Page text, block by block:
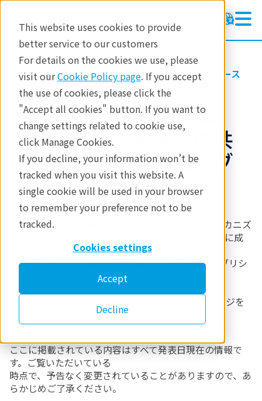
This website uses cookies to provide
better service to our customers
For details on the cookies we use, please
visit ourCookie Policy page. If you accept
the use of cookies, please click the
"Accept all cookies" button. If you want to
change settings related to cookie use,
click Manage Cookies.
If you decline, your information won’t be
tracked when you visit this website. A
single cookie will be used in your browser
to remember your preference not to be
tracked.
Cookies settings
Accept
Decline
リガクについて お知らせ・プレスリリース
【高分子学会第70回年
会】大阪府立大学との共
同研究が広報委員会パブ
リシティ賞を受賞
エポキシ系共連続架橋体のX線CT解析と高強度化メカニズ
ム『モノリスを用いた共連続架橋体CNPの高強度化に成
功：X線CTで内部を非破壊観察』（学会発表番号：
1C21）が高分子学会第70回年会にて広報委員会パブリシ
ティ賞を受賞しました。
詳細は以下、高分子学会第70回年会のホームーページを
URL:https://main.spsj.or.jp/koho/koho_top.php
ここに掲載されている内容はすべて発表日現在の情報で
す。ご覧いただいている
時点で、予告なく変更されていることがありますので、あ
らかじめご了承ください。